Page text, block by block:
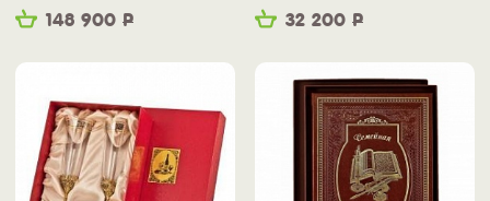
148 900 Р 32 200 Р